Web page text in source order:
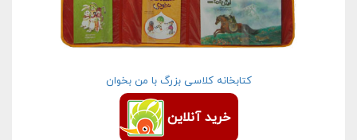
کتابخانه کلاسی بزرگ با من بخوان
خرید آنلاین